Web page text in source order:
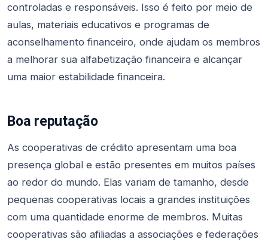
controladas e responsáveis. Isso é feito por meio de
aulas, materiais educativos e programas de
aconselhamento financeiro, onde ajudam os membros
a melhorar sua alfabetização financeira e alcançar
uma maior estabilidade financeira.
Boa reputação
As cooperativas de crédito apresentam uma boa
presença global e estão presentes em muitos países
ao redor do mundo. Elas variam de tamanho, desde
pequenas cooperativas locais a grandes instituições
com uma quantidade enorme de membros. Muitas
cooperativas são afiliadas a associações e federações